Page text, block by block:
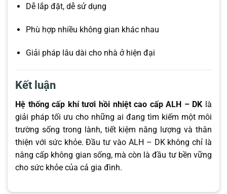
Dễ lắp đặt, dễ sử dụng
Phù hợp nhiều không gian khác nhau
Giải pháp lâu dài cho nhà ở hiện đại
Kết luận
Hệ thống cấp khí tươi hồi nhiệt cao cấp ALH – DK là
giải pháp tối ưu cho những ai đang tìm kiếm một môi
trường sống trong lành, tiết kiệm năng lượng và thân
thiện với sức khỏe. Đầu tư vào ALH – DK không chỉ là
nâng cấp không gian sống, mà còn là đầu tư bền vững
cho sức khỏe của cả gia đình.